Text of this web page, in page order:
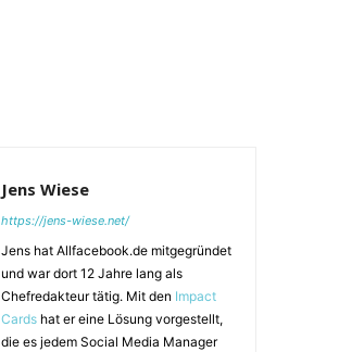
Jens Wiese
https://jens-wiese.net/
Jens hat Allfacebook.de mitgegründet
und war dort 12 Jahre lang als
Chefredakteur tätig. Mit den Impact
Cards hat er eine Lösung vorgestellt,
die es jedem Social Media Manager